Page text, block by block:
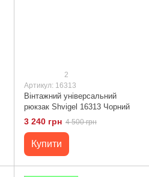
2
Артикул: 16313
Вінтажний універсальний
рюкзак Shvigel 16313 Чорний
3 240 грн 4 500 грн
Купити